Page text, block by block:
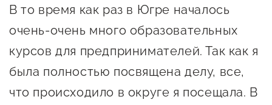
документы
Интерактивные сервисы
Каталог маркетплейсов
Каталог креативной
продукции
В то время как раз в Югре началось
очень-очень много образовательных
курсов для предпринимателей. Так как я
была полностью посвящена делу, все,
что происходило в округе я посещала. В